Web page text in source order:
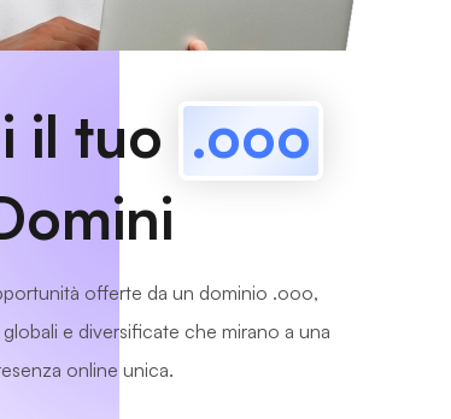
il tuo .ooo
offerte da un dominio .ooo,
e diversificate che mirano a una
online unica.